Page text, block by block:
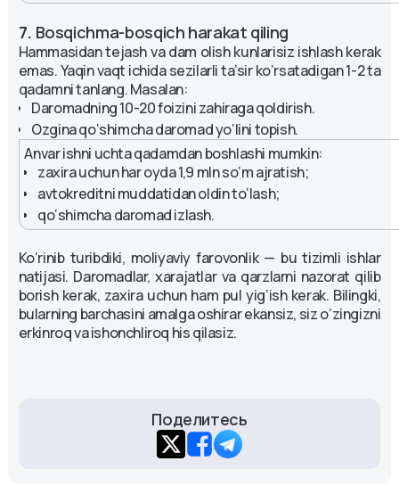
7. Bosqichma-bosqich harakat qiling
Hammasidan tejash va dam olish kunlarisiz ishlash kerak
emas. Yaqin vaqt ichida sezilarli ta’sir ko‘rsatadigan 1-2 ta
qadamni tanlang. Masalan:
Daromadning 10-20 foizini zahiraga qoldirish.
Ozgina qo‘shimcha daromad yo’lini topish.
Anvar ishni uchta qadamdan boshlashi mumkin:
zaxira uchun har oyda 1,9 mln so‘m ajratish;
avtokreditni muddatidan oldin to‘lash;
qo‘shimcha daromad izlash.
Ko‘rinib turibdiki, moliyaviy farovonlik — bu tizimli ishlar
natijasi. Daromadlar, xarajatlar va qarzlarni nazorat qilib
borish kerak, zaxira uchun ham pul yig‘ish kerak. Bilingki,
bularning barchasini amalga oshirar ekansiz, siz o‘zingizni
erkinroq va ishonchliroq his qilasiz.
Поделитесь